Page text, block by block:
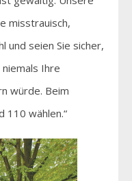
misstrauisch,
und seien Sie sicher,
Ihre
würde. Beim
110 wählen.“